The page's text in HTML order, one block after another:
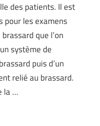
des patients. Il est
pour les examens
que l’on
système de
puis d’un
relié au brassard.
la …